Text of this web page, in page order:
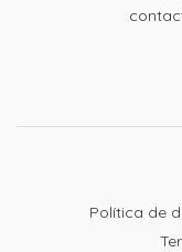
Política de